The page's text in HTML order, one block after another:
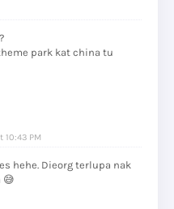
park kat china tu
10:43 PM
hehe. Dieorg terlupa nak
😅